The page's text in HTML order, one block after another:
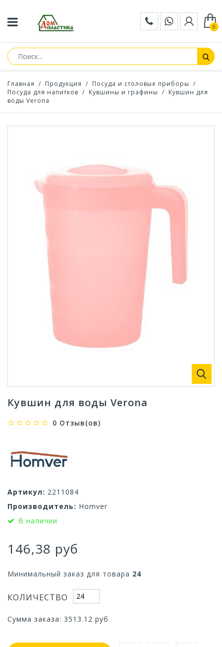
0
Главная / Продукция / Посуда и столовые приборы /
Посуда для напитков / Кувшины и графины / Кувшин для
воды Verona
Кувшин для воды Verona
0 Отзыв(ов)
Артикул: 2211084
Производитель: Homver
В наличии
146,38 руб
Минимальный заказ для товара 24
КОЛИЧЕСТВО
Сумма заказа: 3513.12 руб